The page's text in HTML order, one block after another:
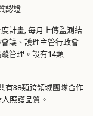
認證
計畫, 每月上傳監測結
議、護理主管行政會
管理。設有14類
有38類跨領域團隊合作
照護品質。